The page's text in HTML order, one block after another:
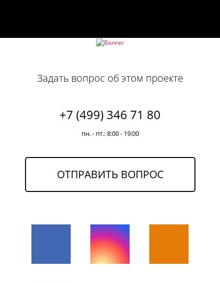
Задать вопрос об этом проекте
+7 (499) 346 71 80
пн. - пт.: 8:00 - 19:00
ОТПРАВИТЬ ВОПРОС